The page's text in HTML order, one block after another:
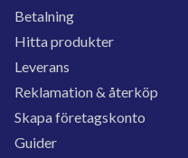
Betalning
Hitta produkter
Leverans
Reklamation & återköp
Skapa företagskonto
Guider